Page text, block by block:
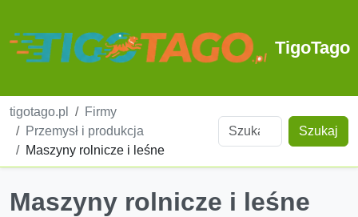
TigoTago
tigotago.pl
Firmy
Przemysł i produkcja
Maszyny rolnicze i leśne
Szukaj
Maszyny rolnicze i leśne